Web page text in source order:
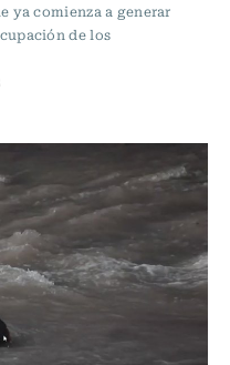
ya comienza a generar
de los